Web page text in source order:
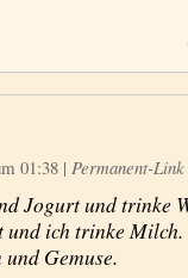
01:38 | Permanent-Link
Jogurt und trinke
und ich trinke
Gemuse.